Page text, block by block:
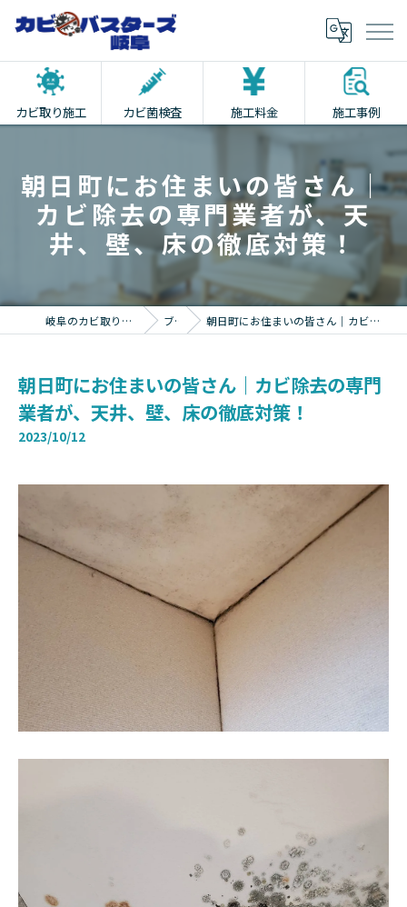
カビ取り施工 カビ菌検査 施工料金 施工事例
朝日町にお住まいの皆さん｜
カビ除去の専門業者が、天
井、壁、床の徹底対策！
岐阜のカビ取りならカビバスターズ岐阜 ブログ 朝日町にお住まいの皆さん｜カビ除去の専門業者が、天井、壁、床の徹底対策！
朝日町にお住まいの皆さん｜カビ除去の専門
業者が、天井、壁、床の徹底対策！
2023/10/12